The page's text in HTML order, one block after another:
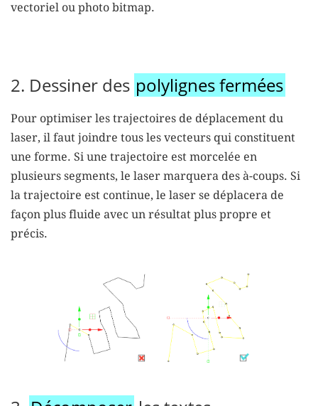
vectoriel ou photo bitmap.
2. Dessiner des polylignes fermées
Pour optimiser les trajectoires de déplacement du
laser, il faut joindre tous les vecteurs qui constituent
une forme. Si une trajectoire est morcelée en
plusieurs segments, le laser marquera des à-coups. Si
la trajectoire est continue, le laser se déplacera de
façon plus fluide avec un résultat plus propre et
précis.